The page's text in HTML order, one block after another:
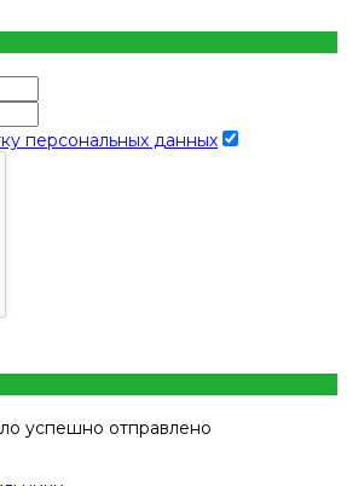
персональных данных
успешно отправлено